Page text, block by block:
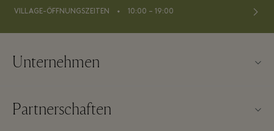
VILLAGE-ÖFFNUNGSZEITEN ⬩ 10:00 – 19:00
Unternehmen
Über Maasmechelen Village
Partnerschaften